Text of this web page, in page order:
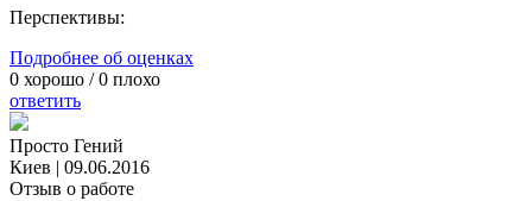
Перспективы:
Подробнее об оценках
0 хорошо /0 плохо
ответить
Просто Гений
Киев | 09.06.2016
Отзыв о работе